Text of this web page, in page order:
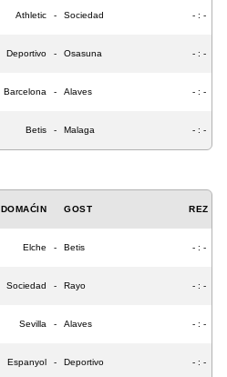
Athletic - Sociedad - : -
Deportivo - Osasuna - : -
Barcelona - Alaves - : -
Betis - Malaga - : -
DOMAĆIN GOST REZ
Elche - Betis - : -
Sociedad - Rayo - : -
Sevilla - Alaves - : -
Espanyol - Deportivo - : -